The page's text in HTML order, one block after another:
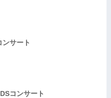
サート
コンサート